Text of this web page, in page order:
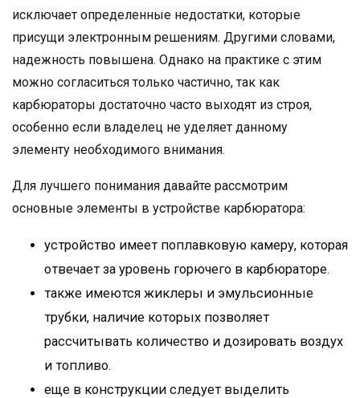
исключает определенные недостатки, которые
присущи электронным решениям. Другими словами,
надежность повышена. Однако на практике с этим
можно согласиться только частично, так как
карбюраторы достаточно часто выходят из строя,
особенно если владелец не уделяет данному
элементу необходимого внимания.
Для лучшего понимания давайте рассмотрим
основные элементы в устройстве карбюратора:
устройство имеет поплавковую камеру, которая
отвечает за уровень горючего в карбюраторе.
также имеются жиклеры и эмульсионные
трубки, наличие которых позволяет
рассчитывать количество и дозировать воздух
и топливо.
еще в конструкции следует выделить